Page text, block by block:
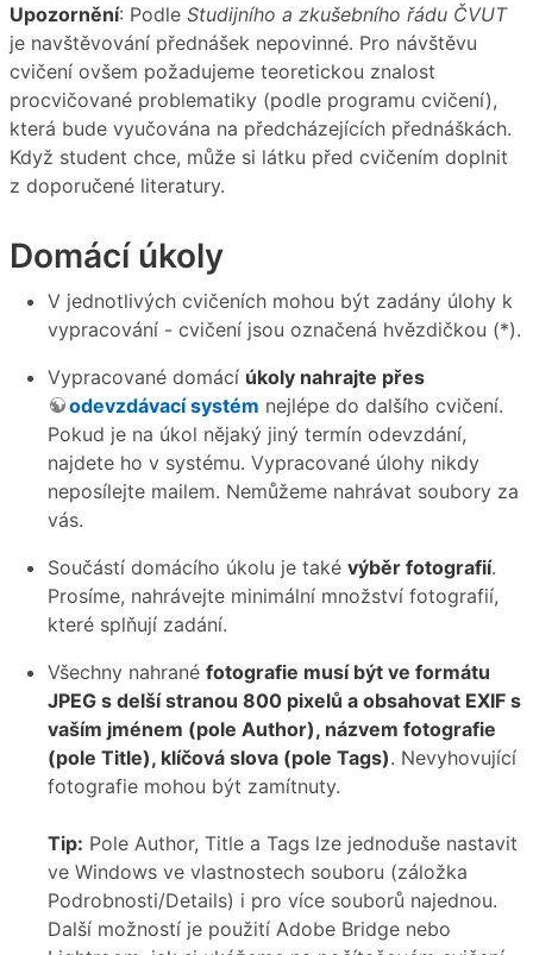
Upozornění: Podle Studijního a zkušebního řádu ČVUT
je navštěvování přednášek nepovinné. Pro návštěvu
cvičení ovšem požadujeme teoretickou znalost
procvičované problematiky (podle programu cvičení),
která bude vyučována na předcházejících přednáškách.
Když student chce, může si látku před cvičením doplnit
z doporučené literatury.
Domácí úkoly
V jednotlivých cvičeních mohou být zadány úlohy k
vypracování - cvičení jsou označená hvězdičkou (*).
Vypracované domácí úkoly nahrajte přes
odevzdávací systém nejlépe do dalšího cvičení.
Pokud je na úkol nějaký jiný termín odevzdání,
najdete ho v systému. Vypracované úlohy nikdy
neposílejte mailem. Nemůžeme nahrávat soubory za
vás.
Součástí domácího úkolu je také výběr fotografií.
Prosíme, nahrávejte minimální množství fotografií,
které splňují zadání.
Všechny nahrané fotografie musí být ve formátu
JPEG s delší stranou 800 pixelů a obsahovat EXIF s
vaším jménem (pole Author), názvem fotografie
(pole Title), klíčová slova (pole Tags). Nevyhovující
fotografie mohou být zamítnuty.
Tip: Pole Author, Title a Tags lze jednoduše nastavit
ve Windows ve vlastnostech souboru (záložka
Podrobnosti/Details) i pro více souborů najednou.
Další možností je použití Adobe Bridge nebo